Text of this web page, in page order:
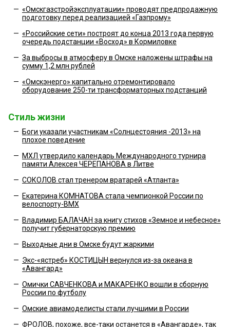
— «Омскгазстройэксплуатации» проводят предпродажную
подготовку перед реализацией «Газпрому»
— «Российские сети» построят до конца 2013 года первую
очередь подстанции «Восход» в Кормиловке
— За выбросы в атмосферу в Омске наложены штрафы на
сумму 1,2 млн рублей
— «Омскэнерго» капитально отремонтировало
оборудование 250-ти трансформаторных подстанций
Стиль жизни
— Боги указали участникам «Солнцестояния -2013» на
плохое поведение
— МХЛ утвердило календарь Международного турнира
памяти Алексея ЧЕРЕПАНОВА в Литве
— СОКОЛОВ стал тренером вратарей «Атланта»
— Екатерина КОМНАТОВА стала чемпионкой России по
велоспорту-BMX
— Владимир БАЛАЧАН за книгу стихов «Земное и небесное»
получит губернаторскую премию
— Выходные дни в Омске будут жаркими
— Экс-«ястреб» КОСТИЦЫН вернулся из-за океана в
«Авангард»
— Омички САВЧЕНКОВА и МАКАРЕНКО вошли в сборную
России по футболу
— Омские авиамоделисты стали лучшими в России
— ФРОЛОВ, похоже, все-таки останется в «Авангарде», так